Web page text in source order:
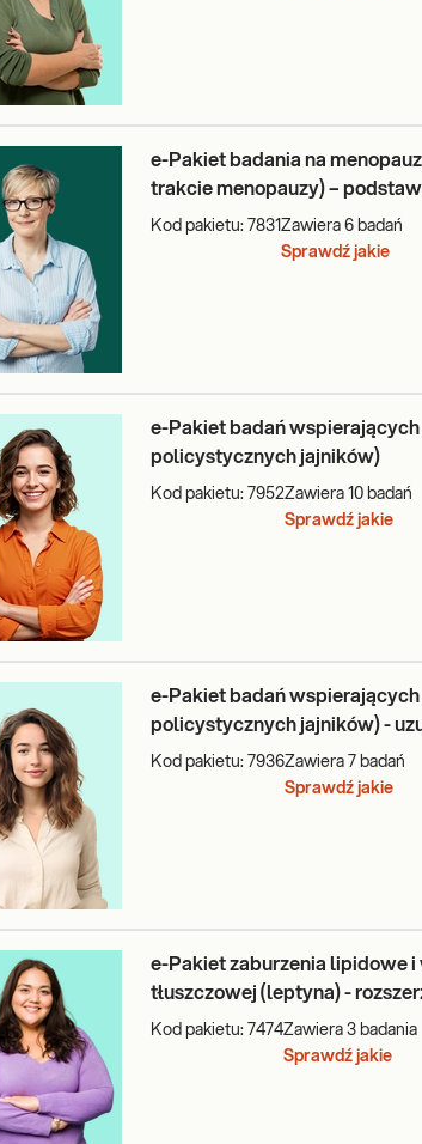
w wydzielaniu hormonu wzrostu,
który zleci analizę konkretnych parametrów po
czasu zgłoszenia się na badania. Ma to
parametrów, która na pewno spełni wymagania
e-Pakiet badania na
trakcie menopauzy) –
Kod pakietu: 7831 Zawiera 6 badań
Sprawdź jakie
e-Pakiet badań wspierających
policystycznych jajników)
Kod pakietu: 7952Zawiera 10 badań
Sprawdź jakie
e-Pakiet badań wspierających
policystycznych jajników) -
Kod pakietu: 7936Zawiera 7 badań
Sprawdź jakie
e-Pakiet zaburzenia lipidowe
tłuszczowej (leptyna) -
Kod pakietu: 7474Zawiera 3 badania
Sprawdź jakie